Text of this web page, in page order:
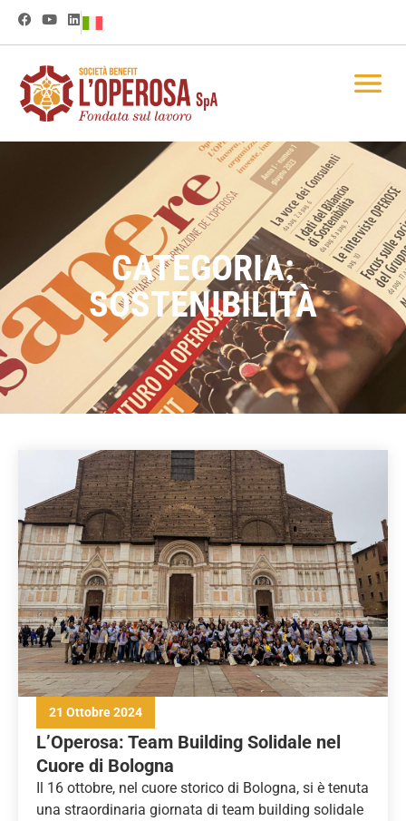
CATEGORIA:
SOSTENIBILITÀ
21 Ottobre 2024
L’Operosa: Team Building Solidale nel
Cuore di Bologna
Il 16 ottobre, nel cuore storico di Bologna, si è tenuta
una straordinaria giornata di team building solidale